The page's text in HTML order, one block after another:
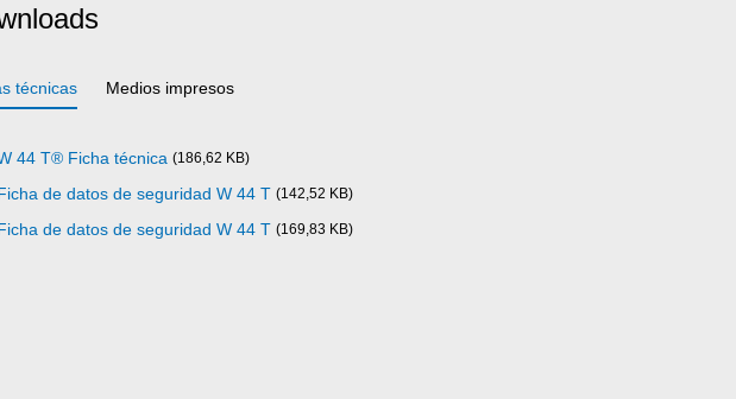
técnicas Medios impresos
44 T® Ficha técnica (186,62 KB)
de datos de seguridad W 44 T (142,52 KB)
de datos de seguridad W 44 T (169,83 KB)